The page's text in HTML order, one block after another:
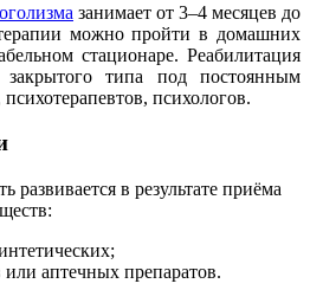
занимает от 3–4 месяцев до
можно пройти в домашних
стационаре. Реабилитация
типа под постоянным
психологов.
развивается в результате приёма
аптечных препаратов.